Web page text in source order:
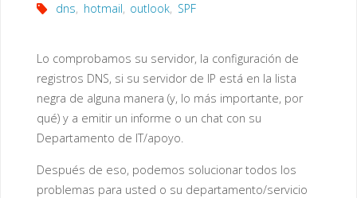
dns, hotmail, outlook, SPF
Lo comprobamos su servidor, la configuración de
registros DNS, si su servidor de IP está en la lista
negra de alguna manera (y, lo más importante, por
qué) y a emitir un informe o un chat con su
Departamento de IT/apoyo.
Después de eso, podemos solucionar todos los
problemas para usted o su departamento/servicio